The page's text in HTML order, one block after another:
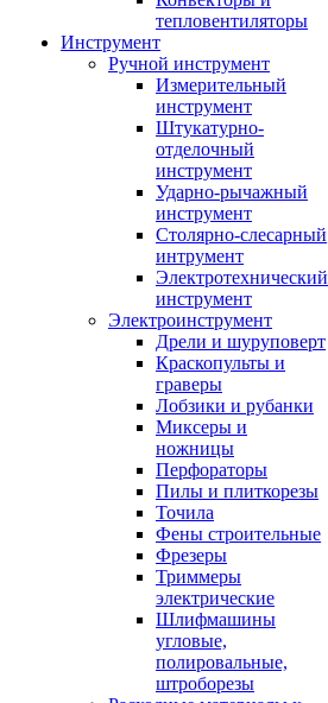
тепловентиляторы
Инструмент
Ручной инструмент
Измерительный
инструмент
Штукатурно-
отделочный
инструмент
Ударно-рычажный
инструмент
Столярно-слесарный
интрумент
Электротехнический
инструмент
Электроинструмент
Дрели и шуруповерт
Краскопульты и
граверы
Лобзики и рубанки
Миксеры и
ножницы
Перфораторы
Пилы и плиткорезы
Точила
Фены строительные
Фрезеры
Триммеры
электрические
Шлифмашины
угловые,
полировальные,
штроборезы